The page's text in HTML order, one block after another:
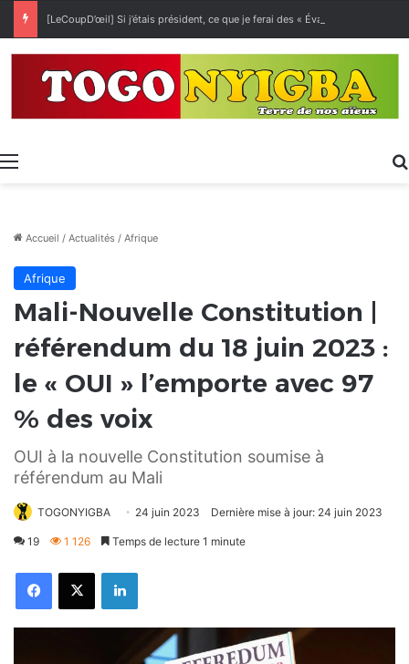
[LeCoupD’œil] Si j’étais président, ce que je ferai des « Évalas »
Menu
Accueil / Actualités / Afrique
Afrique
Mali-Nouvelle Constitution |
référendum du 18 juin 2023 :
le « OUI » l’emporte avec 97
% des voix
OUI à la nouvelle Constitution soumise à
référendum au Mali
TOGONYIGBA 24 juin 2023 Dernière mise à jour: 24 juin 2023
19 1 126 Temps de lecture 1 minute
FacebookX Linkedin